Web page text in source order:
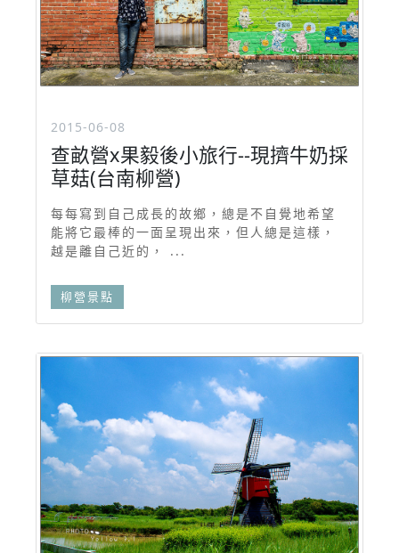
2015-06-08
查畝營x果毅後小旅行--現擠牛奶採
草菇(台南柳營)
每每寫到自己成長的故鄉，總是不自覺地希望
能將它最棒的一面呈現出來，但人總是這樣，
越是離自己近的， ...
柳營景點